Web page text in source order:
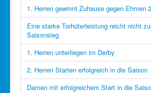
1. Herren gewinnt Zuhause gegen Ehmen 2
Eine starke Torhüterleistung reicht nicht
Saisonsieg
1. Herren unterliegen im Derby
2. Herren Starten erfolgreich in die Saison
Damen mit erfolgreichem Start in die